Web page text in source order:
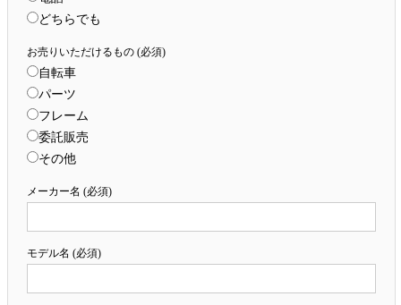
どちらでも
お売りいただけるもの (必須)
自転車
パーツ
フレーム
委託販売
その他
メーカー名 (必須)
モデル名 (必須)